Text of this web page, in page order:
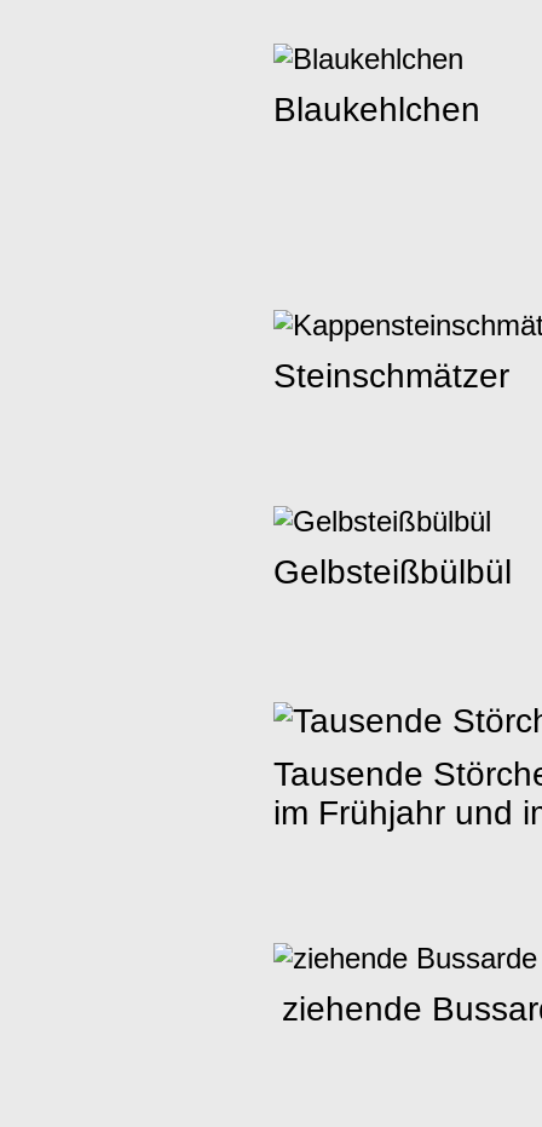
Blaukehlchen
Steinschmätzer
Gelbsteißbülbül
Tausende
im Frühjahr und
ziehende